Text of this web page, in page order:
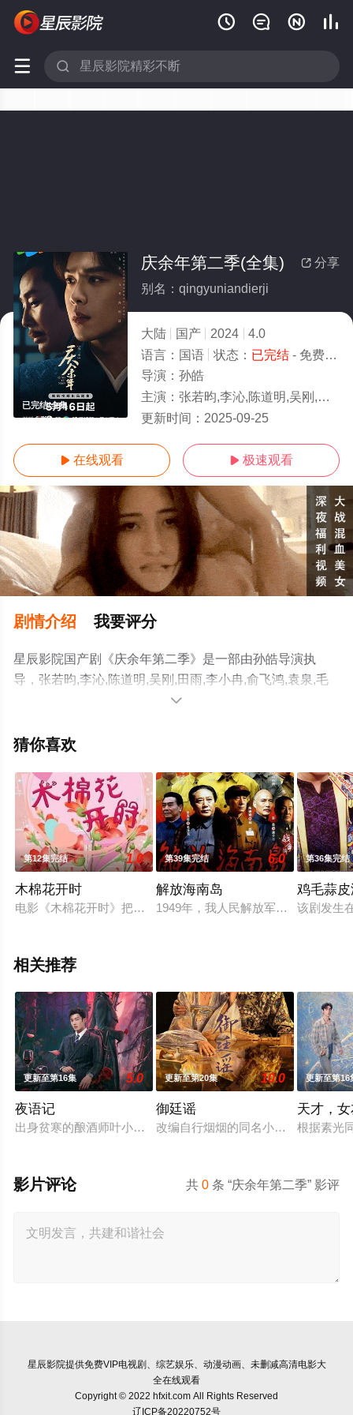
   
 
已完结/全集
 分享
庆余年第二季(全集)
别名：qingyuniandierji
大陆 国产 2024
4.0
语言： 国语 状态： 已完结- 免费在线观看
导演： 孙皓
主演： 张若昀,李沁,陈道明,吴刚,田雨,李小冉,俞飞鸿,袁泉,毛晓彤,郭麒麟,宋轶,辛芷蕾,宁理,刘端端,张昊唯,
更新时间： 2025-09-25
 在线观看  极速观看
剧情介绍 我要评分
星辰影院国产剧《庆余年第二季》是一部由孙皓导演执
导，张若昀,李沁,陈道明,吴刚,田雨,李小冉,俞飞鸿,袁泉,毛
晓彤,郭麒麟,宋轶,辛芷蕾,宁理,刘端端,张昊唯,付辛博,高曙
晓晨,隋俊波,归亚蕾,余皑磊,毕彦君,罗二羊,吴幸键,宣言,等
结），手机免费观看高清无删减完整版电视剧全集就上星
辰影视，更多相关信息可移步至豆瓣电视剧、电视猫或剧
情网等平台了解。

猜你喜欢
第12集完结 1.0
木棉花开时
电影《木棉花开时》把三线建设、精准扶贫、乡村振兴、民风
第39集完结 6.0
解放海南岛
1949年，我人民解放军势如破竹，
第36集完结
鸡毛蒜
该剧发生
相关推荐
更新至第16集 5.0
夜语记
出身贫寒的酿酒师叶小唯遭遇爱人程桉、恩师林晚媚的双重背
更新至第20集 10.0
御廷谣
改编自行烟烟的同名小说。孟廷辉，
更新至第16
天才，
根据素光
共0 条 “庆余年第二季” 影评
影片评论
星辰影院提供免费VIP电视剧、综艺娱乐、动漫动画、未删减高清电影大
全在线观看
Copyright © 2022 hfxit.com All Rights Reserved
辽ICP备20220752号